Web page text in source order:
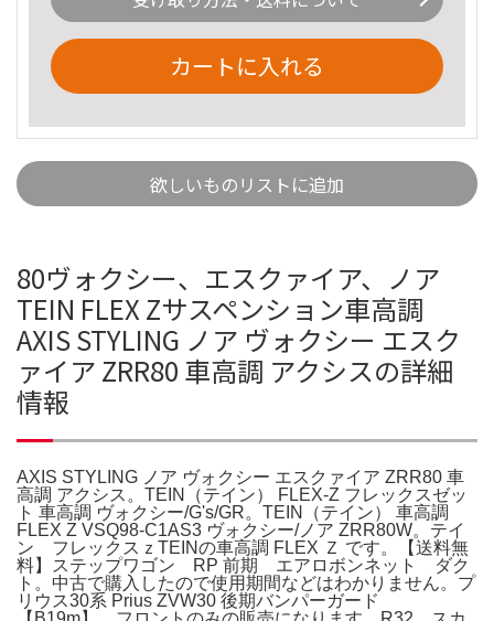
カートに入れる
欲しいものリストに追加
80ヴォクシー、エスクァイア、ノア
TEIN FLEX Zサスペンション車高調
AXIS STYLING ノア ヴォクシー エスク
ァイア ZRR80 車高調 アクシスの詳細
情報
AXIS STYLING ノア ヴォクシー エスクァイア ZRR80 車
高調 アクシス。TEIN（テイン） FLEX-Z フレックスゼッ
ト 車高調 ヴォクシー/G's/GR。TEIN（テイン） 車高調
FLEX Z VSQ98-C1AS3 ヴォクシー/ノア ZRR80W。テイ
ン フレックスｚTEINの車高調 FLEX Ｚ です。【送料無
料】ステップワゴン RP 前期 エアロボンネット ダク
ト。中古で購入したので使用期間などはわかりません。プ
リウス30系 Prius ZVW30 後期バンパーガード